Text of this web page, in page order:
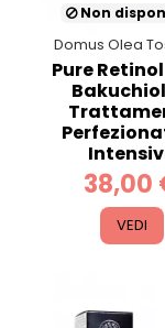
Non
Domus Olea
Pure
Bakuchiol
38,00
VEDI